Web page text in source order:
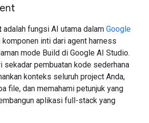
adalah fungsi AI utama dalam Google
komponen inti dari agent harness
mode Build di Google AI Studio.
sekadar pembuatan kode sederhana
konteks seluruh project Anda,
file, dan memahami petunjuk yang
aplikasi full-stack yang